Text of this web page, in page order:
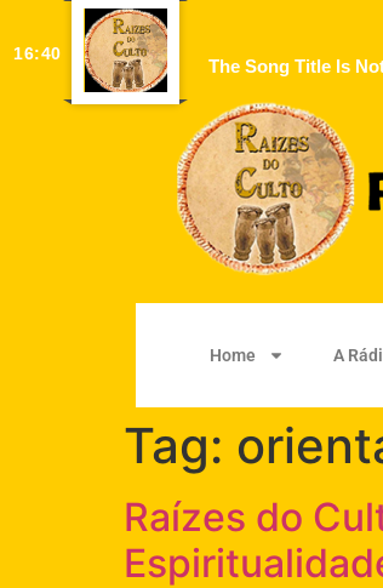
16:40
The Song Title Is
Home A
Tag:
Raízes do